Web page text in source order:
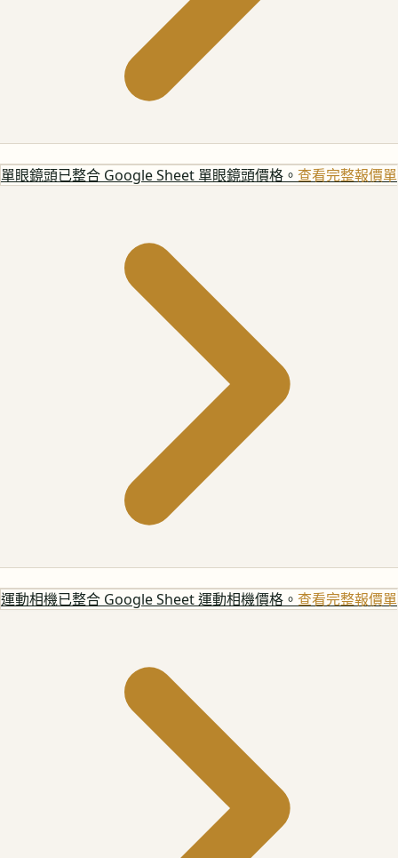
單眼鏡頭已整合 Google Sheet 單眼鏡頭價格。 查看完整報價單
運動相機已整合 Google Sheet 運動相機價格。 查看完整報價單